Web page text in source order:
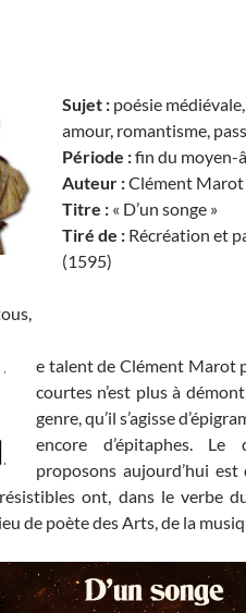
Sujet : poésie
amour, romantisme,
Période :fin du moyen-
Auteur :Clément
Titre : « D’un songe »
Tiré de : Récréation et
(1595)
e talent de Clément Marot
courtes n’est plus à
genre, qu’il s’agisse
encore d’épitaphes.
proposons aujourd’hui
ont, dans le verbe
de poète des Arts, de la